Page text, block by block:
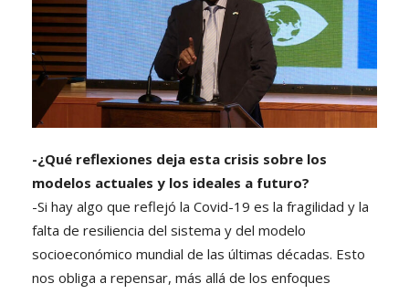
-¿Qué reflexiones deja esta crisis sobre los
modelos actuales y los ideales a futuro?
-Si hay algo que reflejó la Covid-19 es la fragilidad y la
falta de resiliencia del sistema y del modelo
socioeconómico mundial de las últimas décadas. Esto
nos obliga a repensar, más allá de los enfoques